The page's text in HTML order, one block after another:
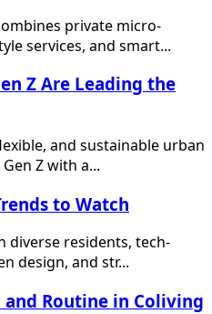
private micro-
services, and smart...
Z Are Leading the
and sustainable urban
Z with a...
to Watch
diverse residents, tech-
design, and str...
Routine in Coliving